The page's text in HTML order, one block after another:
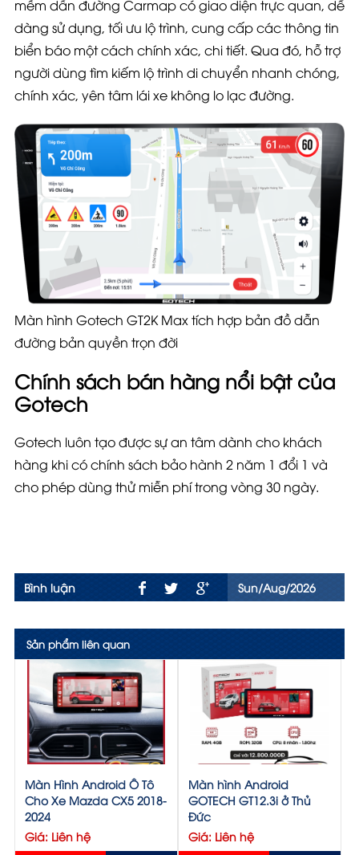
mềm dẫn đường Carmap có giao diện trực quan, dễ
dàng sử dụng, tối ưu lộ trình, cung cấp các thông tin
biển báo một cách chính xác, chi tiết. Qua đó, hỗ trợ
người dùng tìm kiếm lộ trình di chuyển nhanh chóng,
chính xác, yên tâm lái xe không lo lạc đường.
Màn hình Gotech GT2K Max tích hợp bản đồ dẫn
đường bản quyền trọn đời
Chính sách bán hàng nổi bật của
Gotech
Gotech luôn tạo được sự an tâm dành cho khách
hàng khi có chính sách bảo hành 2 năm 1 đổi 1 và
cho phép dùng thử miễn phí trong vòng 30 ngày.
Bình luận Sun/Aug/2026
Sản phẩm liên quan
Màn Hình Android Ô Tô
Cho Xe Mazda CX5 2018-
2024
Giá: Liên hệ
Màn hình Android
GOTECH GT12.3i ở Thủ
Đức
Giá: Liên hệ